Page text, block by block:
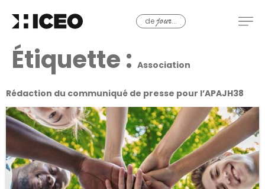
dejour...
Étiquette : Association
Rédaction du communiqué de presse pour l’APAJH38